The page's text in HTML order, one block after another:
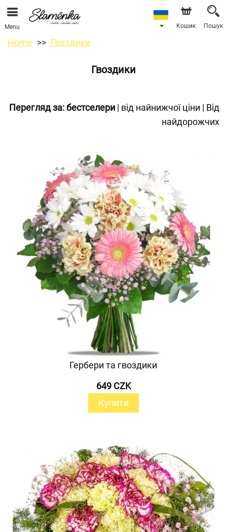
Menu Кошик Пошук
Home Гвоздики
Гвоздики
Перегляд за:бестселери | від найнижчої ціни | Від
найдорожчих
Гербери та гвоздики
649 CZK
Купити